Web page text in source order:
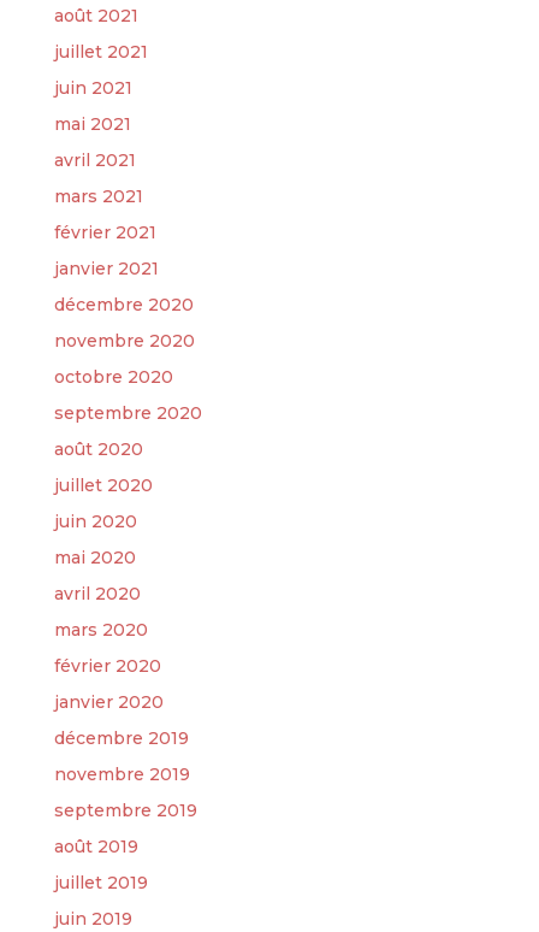
août 2021
juillet 2021
juin 2021
mai 2021
avril 2021
mars 2021
février 2021
janvier 2021
décembre 2020
novembre 2020
octobre 2020
septembre 2020
août 2020
juillet 2020
juin 2020
mai 2020
avril 2020
mars 2020
février 2020
janvier 2020
décembre 2019
novembre 2019
septembre 2019
août 2019
juillet 2019
juin 2019